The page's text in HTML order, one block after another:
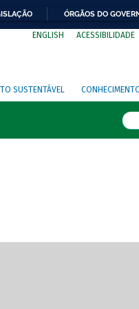
ÓRGÃOS DO
ENGLISH ACESSIBILIDADE
SUSTENTÁVEL
tela